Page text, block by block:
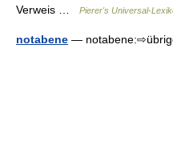
Verweis …
Pierer's Universal-
notabene —